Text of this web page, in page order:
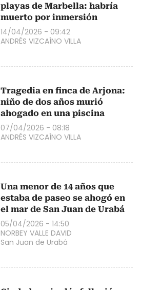
playas de Marbella: habría
muerto por inmersión
14/04/2026 - 09:42
ANDRÉS VIZCAÍNO VILLA
Tragedia en finca de Arjona:
niño de dos años murió
ahogado en una piscina
07/04/2026 - 08:18
ANDRÉS VIZCAÍNO VILLA
Una menor de 14 años que
estaba de paseo se ahogó en
el mar de San Juan de Urabá
05/04/2026 - 14:50
NORBEY VALLE DAVID
San Juan de Urabá